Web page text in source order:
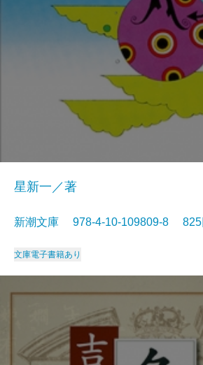
星新一／著
新潮文庫 978-4-10-109809-8
文庫電子書籍あり